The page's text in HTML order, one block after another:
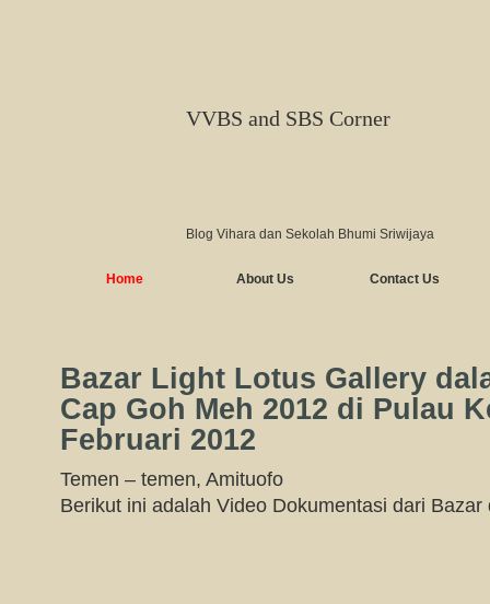
VVBS and SBS Corner
Blog Vihara dan Sekolah Bhumi Sriwijaya
Home About Us Contact Us
Bazar Light Lotus Gallery
Cap Goh Meh 2012 di Pulau
Februari 2012
Temen – temen, Amituofo
Berikut ini adalah Video Dokumentasi dari Bazar